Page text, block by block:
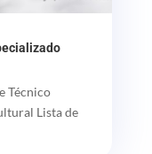
Técnico
Lista de